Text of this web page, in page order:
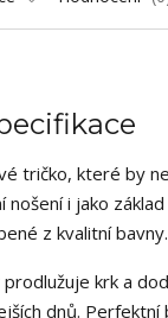
tričko, které by
nošení i jako
z kvalitní bavny.
prodlužuje krk a
dnů. Perfektní